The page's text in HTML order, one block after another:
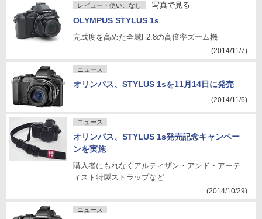
レビュー・使いこなし 写真で見る
OLYMPUS STYLUS 1s
完成度を高めた全域F2.8の高倍率ズーム機
(2014/11/7)
ニュース
オリンパス、STYLUS 1sを11月14日に発売
(2014/11/6)
ニュース
オリンパス、STYLUS 1s発売記念キャンペー
ンを実施
購入者にもれなくアルティザン・アンド・アーテ
ィスト特製ストラップなど
(2014/10/29)
ニュース